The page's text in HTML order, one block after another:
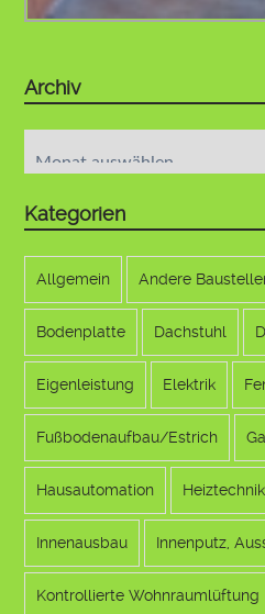
Archiv
Kategorien
Allgemein Andere
Bodenplatte Dachstuhl
Eigenleistung Elektrik
Fußbodenaufbau/Estrich
Hausautomation Heiztechnik
Innenausbau Innenputz,
Kontrollierte Wohnraumlüftung